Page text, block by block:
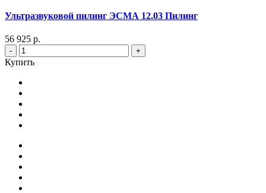
Ультразвуковой пилинг ЭСМА 12.03 Пилинг
56 925 р.
- +
Купить